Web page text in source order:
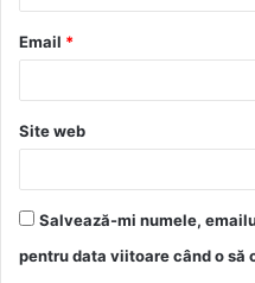
*
Email *
Site web
Salvează-mi numele,
pentru data viitoare când o să